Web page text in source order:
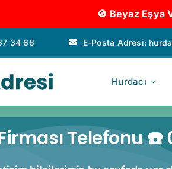
🚫 Beyaz Eşya
34 66 E-Posta Adresi:
Hurdacı
Telefonu ☎️